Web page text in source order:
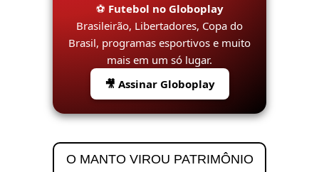
⚽ Futebol no Globoplay
Brasileirão, Libertadores, Copa do
Brasil, programas esportivos e muito
mais em um só lugar.
🎥 Assinar Globoplay
O MANTO VIROU PATRIMÔNIO